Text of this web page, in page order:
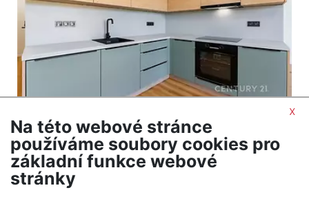
Byt na prodej / 3+kk / 54 m2
Most
2 990 000 Kč (za nemovitost) Cena + provize RK
x
Na této webové stránce
používáme soubory cookies pro
základní funkce webové
stránky